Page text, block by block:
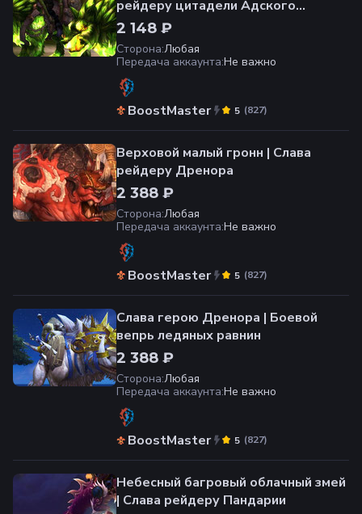
рейдеру цитадели Адского
Пламени
2 148 ₽
Сторона:Любая
Передача аккаунта:Не важно
BoostMaster (827)
5
Верховой малый гронн | Слава
рейдеру Дренора
2 388 ₽
Сторона:Любая
Передача аккаунта:Не важно
BoostMaster (827)
5
Слава герою Дренора | Боевой
вепрь ледяных равнин
2 388 ₽
Сторона:Любая
Передача аккаунта:Не важно
BoostMaster (827)
5
Небесный багровый облачный змей
| Слава рейдеру Пандарии